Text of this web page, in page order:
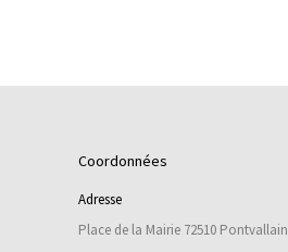
Coordonnées
Adresse
Place de la Mairie 72510 Pontvallain